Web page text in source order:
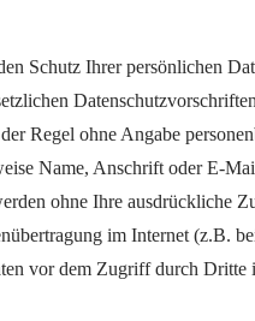
Schutz Ihrer persönlichen
Regel ohne Angabe
Name, Anschrift oder E-
ohne Ihre ausdrückliche
im Internet (z.B.
vor dem Zugriff durch Dritte